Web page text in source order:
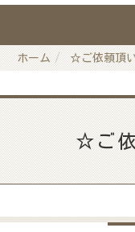
ホーム ☆ご依頼頂
☆ご